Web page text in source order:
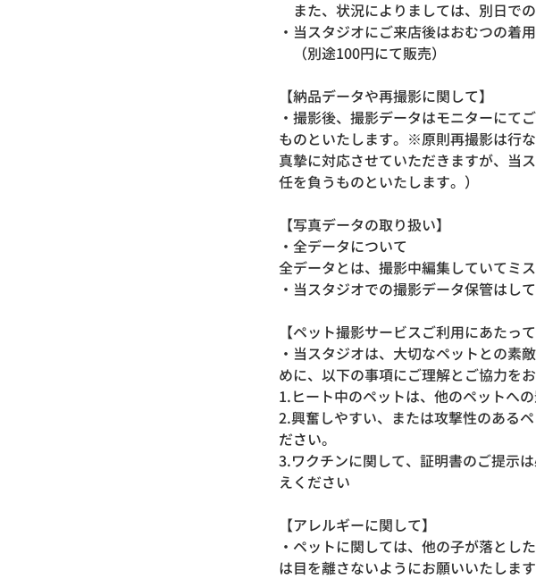
また、状況によりましては、別日
・当スタジオにご来店後はおむつの着
（別途100円にて販売）
【納品データや再撮影に関して】
・撮影後、撮影データはモニターにて
ものといたします。※原則再撮影は行
真摯に対応させていただきますが、当
任を負うものといたします。）
【写真データの取り扱い】
・全データについて
全データとは、撮影中編集していて
・当スタジオでの撮影データ保管はし
【ペット撮影サービスご利用にあた
・当スタジオは、大切なペットとの素
めに、以下の事項にご理解とご協力をお
1.ヒート中のペットは、他のペットへ
2.興奮しやすい、または攻撃性のある
ださい。
3.ワクチンに関して、証明書のご提示
えください
【アレルギーに関して】
・ペットに関しては、他の子が落とし
は目を離さないようにお願いいたします